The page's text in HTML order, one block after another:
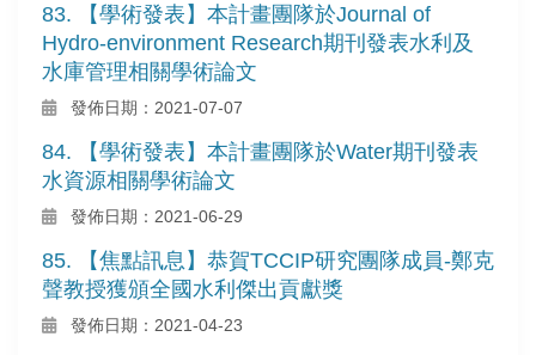
83. 【學術發表】本計畫團隊於Journal of
Hydro-environment Research期刊發表水利及
水庫管理相關學術論文
發佈日期：2021-07-07
84. 【學術發表】本計畫團隊於Water期刊發表
水資源相關學術論文
發佈日期：2021-06-29
85. 【焦點訊息】恭賀TCCIP研究團隊成員-鄭克
聲教授獲頒全國水利傑出貢獻獎
發佈日期：2021-04-23